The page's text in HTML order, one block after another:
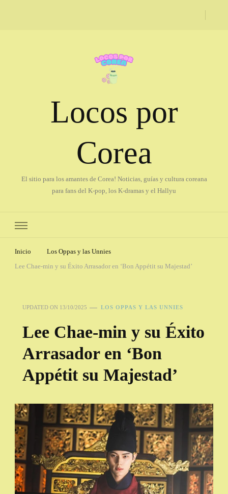
Locos por
Corea
El sitio para los amantes de Corea! Noticias, guías y cultura coreana
para fans del K-pop, los K-dramas y el Hallyu
Inicio
Los Oppas y las Unnies
Lee Chae-min y su Éxito Arrasador en ‘Bon Appétit su Majestad’
UPDATED ON 13/10/2025 LOS OPPAS Y LAS UNNIES
Lee Chae-min y su Éxito
Arrasador en ‘Bon
Appétit su Majestad’